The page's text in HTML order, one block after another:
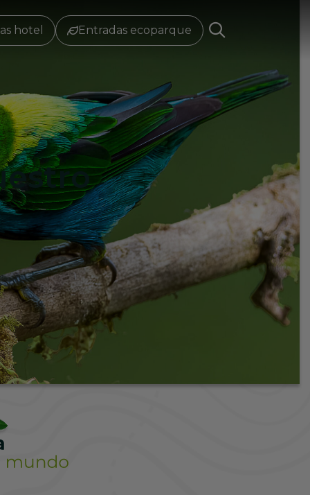
hotel Entradas ecoparque